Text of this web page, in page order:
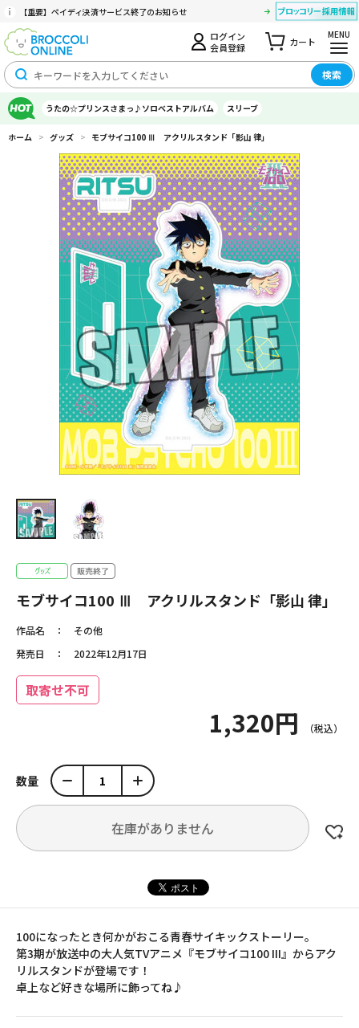
【重要】ペイディ決済サービス終了のお知らせ
ログイン
会員登録
カート
MENU
検索
うたの☆プリンスさまっ♪ソロベストアルバム スリーブ
ホーム > グッズ > モブサイコ100 Ⅲ アクリルスタンド「影山 律」
モブサイコ100 Ⅲ アクリルスタンド「影山 律」
作品名
その他
発売日
2022年12月17日
取寄せ不可
1,320円
数量
在庫がありません
100になったとき何かがおこる青春サイキックストーリー。
第3期が放送中の大人気TVアニメ『モブサイコ100 III』からアク
リルスタンドが登場です！
卓上など好きな場所に飾ってね♪